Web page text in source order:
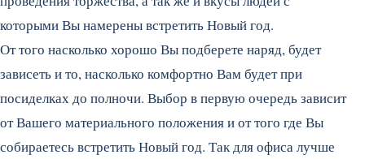
которыми Вы намерены встретить Новый год.
От того насколько хорошо Вы подберете наряд, будет
зависеть и то, насколько комфортно Вам будет при
посиделках до полночи. Выбор в первую очередь зависит
от Вашего материального положения и от того где Вы
собираетесь встретить Новый год. Так для офиса лучше